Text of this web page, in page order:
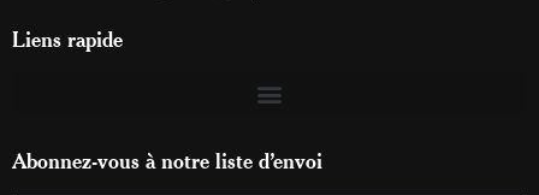
Liens rapide
Abonnez-vous à notre liste d’envoi